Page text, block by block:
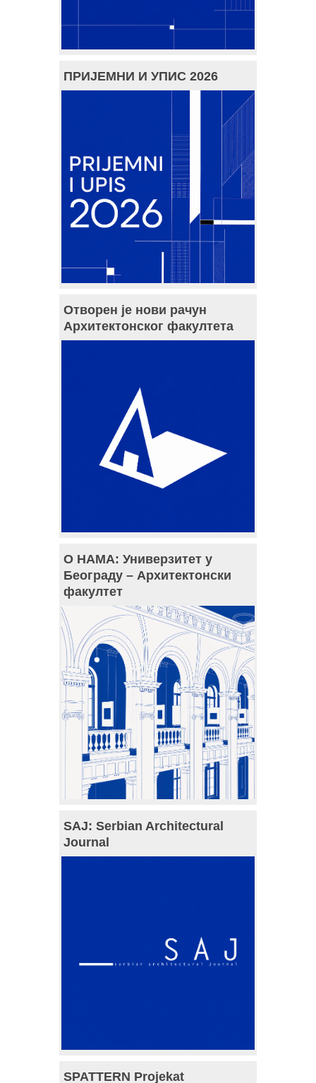
ПРИЈЕМНИ И УПИС 2026
Отворен је нови рачун
Архитектонског факултета
О НАМА: Универзитет у
Београду – Архитектонски
факултет
SAJ: Serbian Architectural
Journal
SPATTERN Projekat